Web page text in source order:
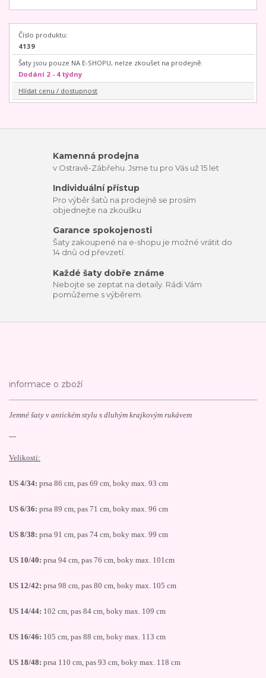
Číslo produktu:
4139
Šaty jsou pouze NA E-SHOPU, nelze zkoušet na prodejně:
Dodání 2 - 4 týdny
Hlídat cenu / dostupnost
Kamenná prodejna
v Ostravě-Zábřehu. Jsme tu pro Vás už 15 let
Individuální přístup
Pro výběr šatů na prodejně se prosím
objednejte na zkoušku
Garance spokojenosti
Šaty zakoupené na e-shopu je možné vrátit do
14 dnů od převzetí.
Každé šaty dobře známe
Nebojte se zeptat na detaily. Rádi Vám
pomůžeme s výběrem.
informace o zboží
Jemné šaty v antickém stylu s dluhým krajkovým rukávem
---
Velikosti:
US 4/34: prsa 86 cm, pas 69 cm, boky max. 93 cm
US 6/36: prsa 89 cm, pas 71 cm, boky max. 96 cm
US 8/38: prsa 91 cm, pas 74 cm, boky max. 99 cm
US 10/40: prsa 94 cm, pas 76 cm, boky max. 101cm
US 12/42: prsa 98 cm, pas 80 cm, boky max. 105 cm
US 14/44: 102 cm, pas 84 cm, boky max. 109 cm
US 16/46: 105 cm, pas 88 cm, boky max. 113 cm
US 18/48: prsa 110 cm, pas 93 cm, boky max. 118 cm